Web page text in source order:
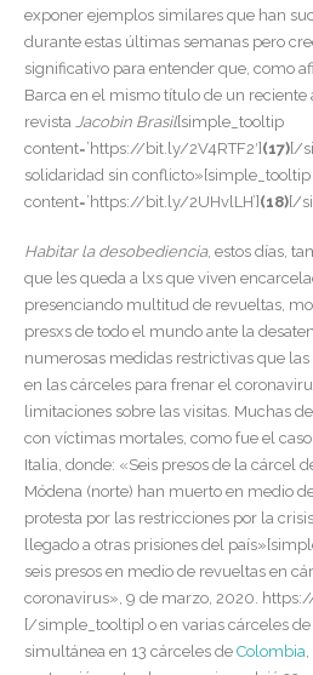
exponer ejemplos similares que han
durante estas últimas semanas pero
significativo para entender que, como
Barca en el mismo título de un
revista Jacobin Brasil[simple_tooltip
content=’https://bit.ly/2V4RTF2′] (17)[/
solidaridad sin conflicto»[simple_tooltip
content=’https://bit.ly/2UHvlLH’] (18)[/
Habitar la desobediencia, estos días,
que les queda a lxs que viven
presenciando multitud de revueltas,
presxs de todo el mundo ante la
numerosas medidas restrictivas que
en las cárceles para frenar el
limitaciones sobre las visitas. Muchas
con víctimas mortales, como fue el
Italia, donde: «Seis presos de la cárcel
Módena (norte) han muerto en medio
protesta por las restricciones por la
llegado a otras prisiones del
seis presos en medio de revueltas en
coronavirus», 9 de marzo, 2020.
[/simple_tooltip] o en varias cárceles
simultánea en 13 cárceles de Colombia